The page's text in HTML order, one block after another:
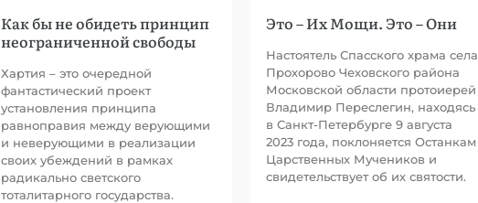
Как бы не обидеть принцип
неограниченной свободы
Хартия – это очередной
фантастический проект
установления принципа
равноправия между верующими
и неверующими в реализации
своих убеждений в рамках
радикально светского
тоталитарного государства.
Это – Их Мощи. Это – Они
Настоятель Спасского храма села
Прохорово Чеховского района
Московской области протоиерей
Владимир Переслегин, находясь
в Санкт-Петербурге 9 августа
2023 года, поклоняется Останкам
Царственных Мучеников и
свидетельствует об их святости.